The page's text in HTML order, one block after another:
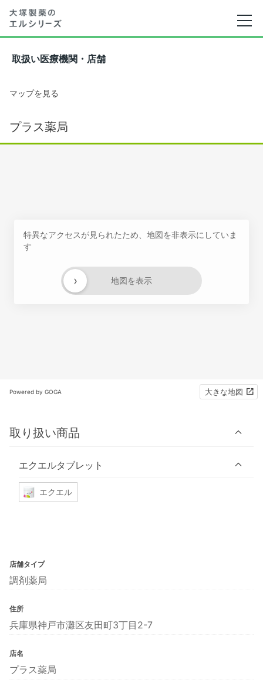
取扱い医療機関・店舗
マップを見る
プラス薬局
特異なアクセスが見られたため、地図を非表示にしていま
す
地図を表示
›
Powered by GOGA 大きな地図
取り扱い商品
エクエルタブレット
エクエル
店舗タイプ
調剤薬局
住所
兵庫県神戸市灘区友田町3丁目2-7
店名
プラス薬局